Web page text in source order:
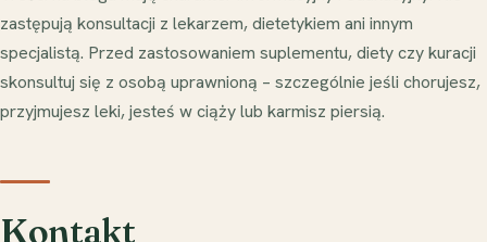
zastępują konsultacji z lekarzem, dietetykiem ani innym
specjalistą. Przed zastosowaniem suplementu, diety czy kuracji
skonsultuj się z osobą uprawnioną – szczególnie jeśli chorujesz,
przyjmujesz leki, jesteś w ciąży lub karmisz piersią.
Kontakt